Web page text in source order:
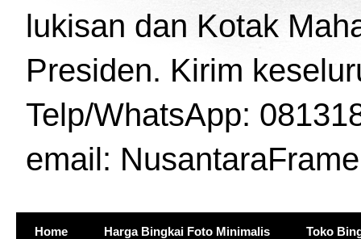
lukisan dan Kotak
Presiden. Kirim
Telp/WhatsApp:
email:
Home Harga Bingkai Foto Minimalis Toko